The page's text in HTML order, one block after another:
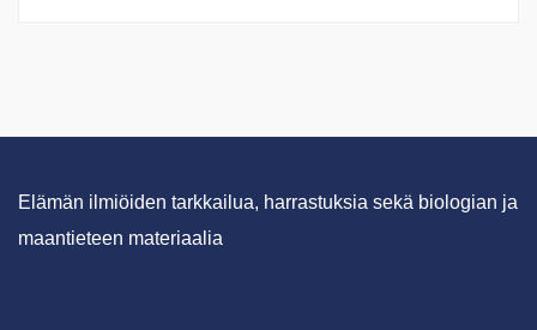
Elämän ilmiöiden tarkkailua, harrastuksia sekä biologian ja
maantieteen materiaalia